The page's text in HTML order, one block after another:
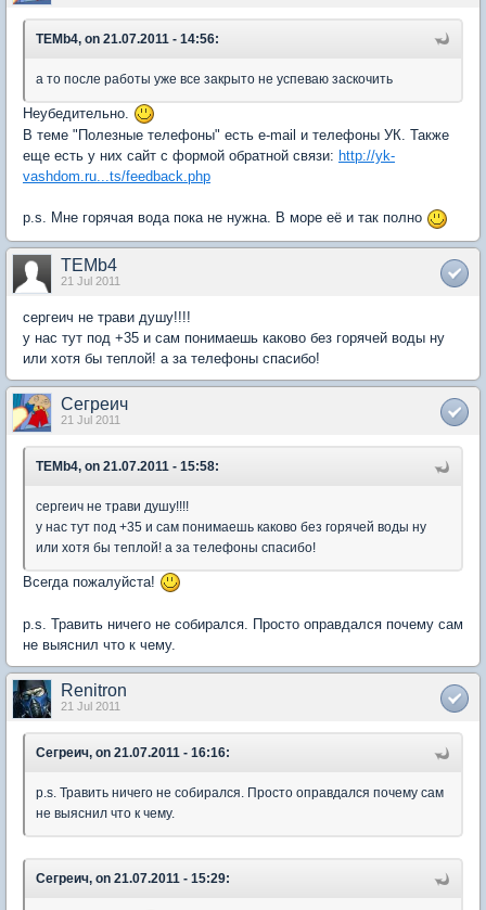
TEMb4, on 21.07.2011 - 14:56:
а то после работы уже все закрыто не успеваю заскочить
Неубедительно.
В теме "Полезные телефоны" есть e-mail и телефоны УК. Также
еще есть у них сайт с формой обратной связи: http://yk-
vashdom.ru...ts/feedback.php
p.s. Мне горячая вода пока не нужна. В море её и так полно
TEMb4
21 Jul 2011
сергеич не трави душу!!!!
у нас тут под +35 и сам понимаешь каково без горячей воды ну
или хотя бы теплой! а за телефоны спасибо!
Сегреич
21 Jul 2011
TEMb4, on 21.07.2011 - 15:58:
сергеич не трави душу!!!!
у нас тут под +35 и сам понимаешь каково без горячей воды ну
или хотя бы теплой! а за телефоны спасибо!
Всегда пожалуйста!
p.s. Травить ничего не собирался. Просто оправдался почему сам
не выяснил что к чему.
Renitron
21 Jul 2011
Сегреич, on 21.07.2011 - 16:16:
p.s. Травить ничего не собирался. Просто оправдался почему сам
не выяснил что к чему.
Сегреич, on 21.07.2011 - 15:29: